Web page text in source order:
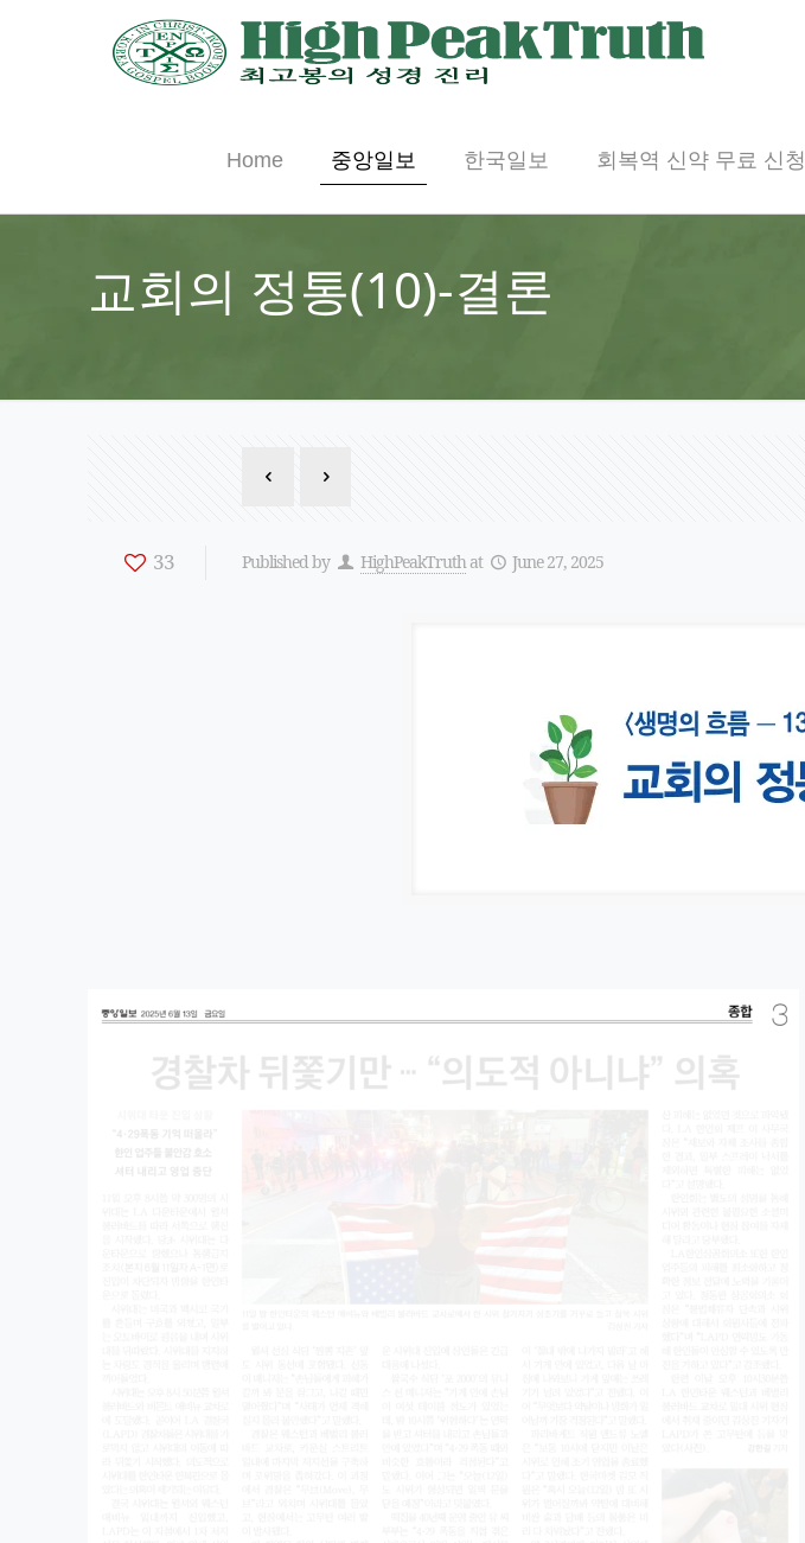
Home 중앙일보 한국일보 회복역 신약 무료 신청
교회의 정통(10)-결론
33 Published by HighPeakTruth at June 27, 2025